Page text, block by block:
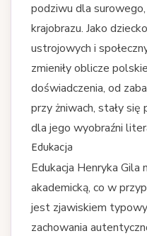
podziwu dla
krajobrazu. Jako
ustrojowych i
zmieniły oblicze
doświadczenia, od
przy żniwach, stały
dla jego wyobraźni
Edukacja
Edukacja Henryka Gila
akademicką, co w
jest zjawiskiem
zachowania